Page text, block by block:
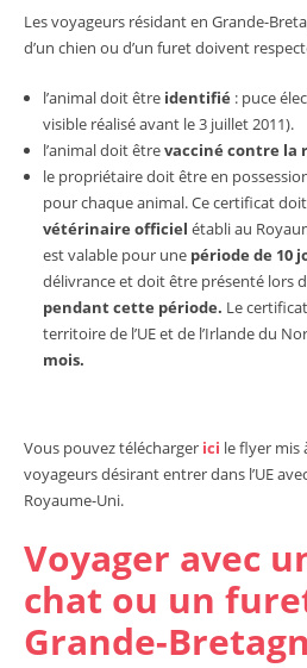
Les voyageurs résidant en Grande-
d’un chien ou d’un furet doivent
l’animal doit être identifié : puce
visible réalisé avant le 3 juillet 2011).
l’animal doit êtrevacciné contre la
le propriétaire doit être en
pour chaque animal. Ce certificat
vétérinaire officiel établi au
est valable pour une période de 10
délivrance et doit être présenté lors
pendant cette période. Le
territoire de l’UE et de l’Irlande du
mois.
Vous pouvez télécharger ici le flyer mis
voyageurs désirant entrer dans l’UE
Royaume-Uni.
Voyager avec
chat ou un
Grande-